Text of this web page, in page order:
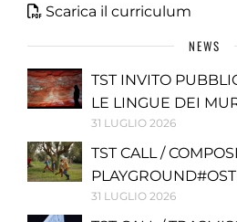
Scarica il curriculum
NEWS
TST INVITO
LE LINGUE DEI
31 LUGLIO 2026
TST CALL /
31 LUGLIO 2026